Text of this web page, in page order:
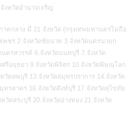
งหวัดอำนาจเจริญ
คกลาง มี 21 จังหวัด (กรุงเทพมหานครไม่ถือ
เพชร 2.จังหวัดชัยนาท 3.จังหวัดนครนายก
ครสวรรค์ 6.จังหวัดนนทบุรี 7.จังหวัด
รีอยุธยา 9.จังหวัดพิจิตร 10.จังหวัดพิษณุโลก
วัดลพบุรี 13.จังหวัดสมุทรปราการ 14.จังหวัด
ทรสาคร 16.จังหวัดสิงห์บุรี 17.จังหวัดสุโขทัย
วัดสระบุรี 20.จังหวัดอ่างทอง 21.จังหวัด